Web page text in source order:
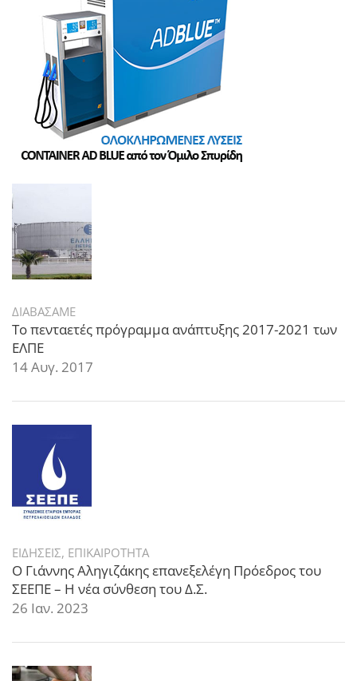
ΔΙΑΒΑΣΑΜΕ
Το πενταετές πρόγραμμα ανάπτυξης 2017-2021 των
ΕΛΠΕ
14 Αυγ. 2017
ΕΙΔΗΣΕΙΣ, ΕΠΙΚΑΙΡΟΤΗΤΑ
Ο Γιάννης Αληγιζάκης επανεξελέγη Πρόεδρος του
ΣΕΕΠΕ – Η νέα σύνθεση του Δ.Σ.
26 Ιαν. 2023